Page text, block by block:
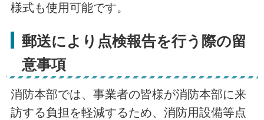
様式も使用可能です。
郵送により点検報告を行う際の留
意事項
消防本部では、事業者の皆様が消防本部に来
訪する負担を軽減するため、消防用設備等点